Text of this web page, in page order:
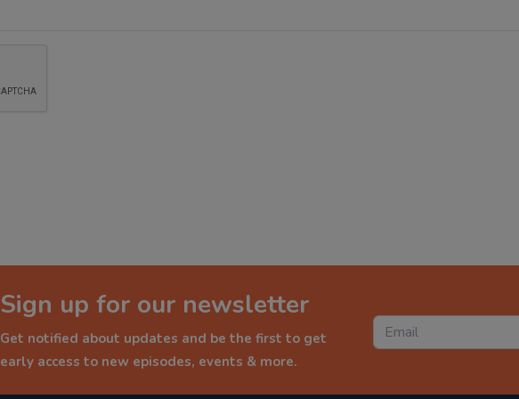
Sign up for our newsletter
Get notified about updates and be the first to get
early access to new episodes, events & more.